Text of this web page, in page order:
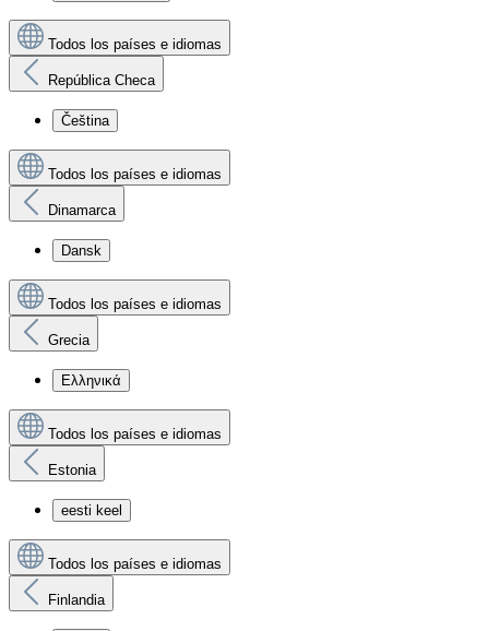
Todos los países e idiomas
República Checa
Čeština
Todos los países e idiomas
Dinamarca
Dansk
Todos los países e idiomas
Grecia
Ελληνικά
Todos los países e idiomas
Estonia
eesti keel
Todos los países e idiomas
Finlandia